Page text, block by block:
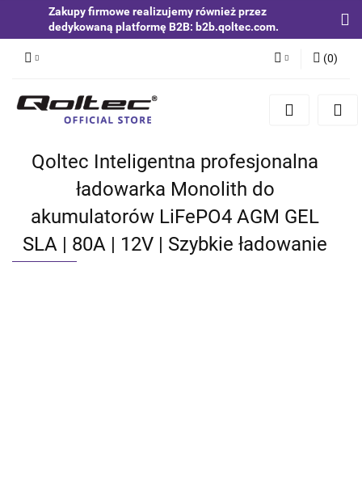
Zakupy firmowe realizujemy również przez
dedykowaną platformę B2B: b2b.qoltec.com.
Zaloguj się
Zgody cookies
(0)
Qoltec Inteligentna profesjonalna
ładowarka Monolith do
akumulatorów LiFePO4 AGM GEL
SLA | 80A | 12V | Szybkie ładowanie